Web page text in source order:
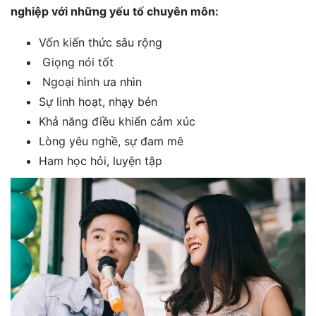
nghiệp với những yếu tố chuyên môn:
Vốn kiến thức sâu rộng
Giọng nói tốt
Ngoại hình ưa nhìn
Sự linh hoạt, nhạy bén
Khả năng điều khiển cảm xúc
Lòng yêu nghề, sự đam mê
Ham học hỏi, luyện tập